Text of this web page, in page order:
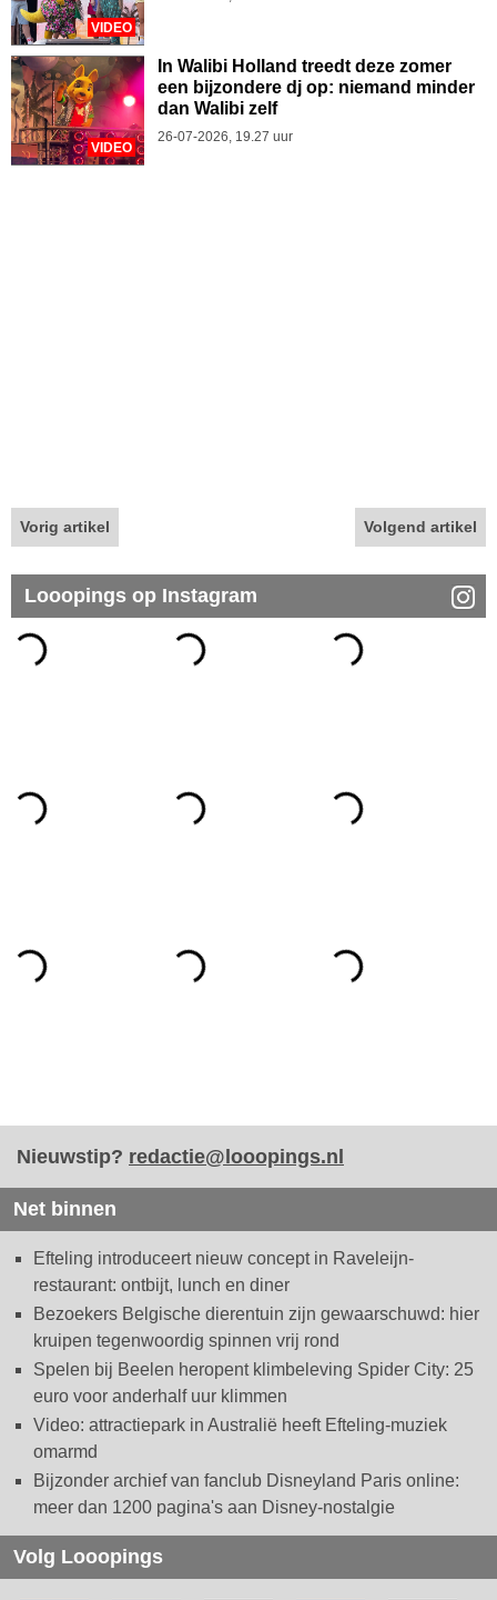
VIDEO
VIDEO
In Walibi Holland treedt deze zomer
een bijzondere dj op: niemand minder
dan Walibi zelf
26-07-2026, 19.27 uur
Vorig artikel Volgend artikel
Looopings op Instagram
Nieuwstip? redactie@looopings.nl
Net binnen
Efteling introduceert nieuw concept in Raveleijn-
restaurant: ontbijt, lunch en diner
Bezoekers Belgische dierentuin zijn gewaarschuwd: hier
kruipen tegenwoordig spinnen vrij rond
Spelen bij Beelen heropent klimbeleving Spider City: 25
euro voor anderhalf uur klimmen
Video: attractiepark in Australië heeft Efteling-muziek
omarmd
Bijzonder archief van fanclub Disneyland Paris online:
meer dan 1200 pagina's aan Disney-nostalgie
Volg Looopings